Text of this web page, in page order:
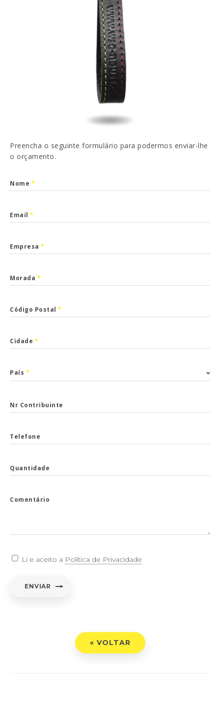
FR ES
Preencha o seguinte formulário para podermos enviar-lhe
o orçamento.
Nome *
Email *
Empresa *
Morada *
Código Postal *
Cidade *
País *
Nr Contribuinte
Telefone
Quantidade
Comentário
Li e aceito a Política de Privacidade
ENVIAR
« VOLTAR
Política de Privacidade